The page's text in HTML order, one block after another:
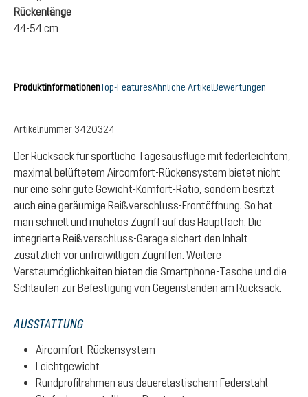
Rückenlänge
44-54 cm
ProduktinformationenTop-FeaturesÄhnliche ArtikelBewertungen
Artikelnummer 3420324
Der Rucksack für sportliche Tagesausflüge mit federleichtem,
maximal belüftetem Aircomfort-Rückensystem bietet nicht
nur eine sehr gute Gewicht-Komfort-Ratio, sondern besitzt
auch eine geräumige Reißverschluss-Frontöffnung. So hat
man schnell und mühelos Zugriff auf das Hauptfach. Die
integrierte Reißverschluss-Garage sichert den Inhalt
zusätzlich vor unfreiwilligen Zugriffen. Weitere
Verstaumöglichkeiten bieten die Smartphone-Tasche und die
Schlaufen zur Befestigung von Gegenständen am Rucksack.
AUSSTATTUNG
Aircomfort-Rückensystem
Leichtgewicht
Rundprofilrahmen aus dauerelastischem Federstahl